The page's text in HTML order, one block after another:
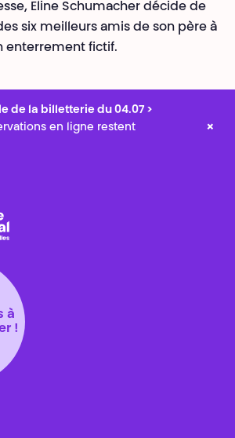
Eline Schumacher décide de
six meilleurs amis de son père à
enterrement fictif.
de la billetterie du 04.07 >
en ligne restent
×
à
!